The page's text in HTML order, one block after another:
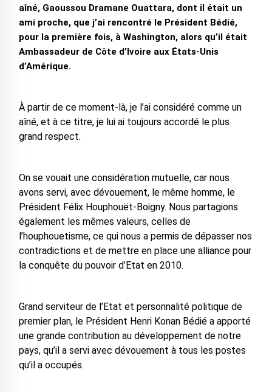
aîné, Gaoussou Dramane Ouattara, dont il était un
ami proche, que j’ai rencontré le Président Bédié,
pour la première fois, à Washington, alors qu’il était
Ambassadeur de Côte d’Ivoire aux États-Unis
d’Amérique.
À partir de ce moment-là, je l’ai considéré comme un
aîné, et à ce titre, je lui ai toujours accordé le plus
grand respect.
On se vouait une considération mutuelle, car nous
avons servi, avec dévouement, le même homme, le
Président Félix Houphouët-Boigny. Nous partagions
également les mêmes valeurs, celles de
l’houphouetisme, ce qui nous a permis de dépasser nos
contradictions et de mettre en place une alliance pour
la conquête du pouvoir d’Etat en 2010.
Grand serviteur de l’Etat et personnalité politique de
premier plan, le Président Henri Konan Bédié a apporté
une grande contribution au développement de notre
pays, qu’il a servi avec dévouement à tous les postes
qu’il a occupés.